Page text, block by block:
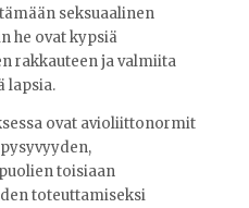
seksuaalinen
he ovat kypsiä
rakkauteen ja valmiita
lapsia.
ovat avioliittonormit
toisiaan
toteuttamiseksi